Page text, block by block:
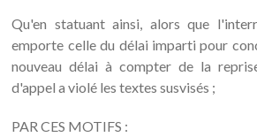
Qu'en statuant ainsi, alors que
emporte celle du délai imparti pour
nouveau délai à compter de la
d'appel a violé les textes susvisés ;
PAR CES MOTIFS :